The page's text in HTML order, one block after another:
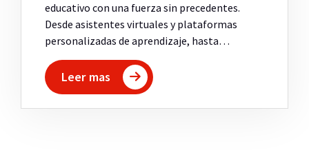
educativo con una fuerza sin precedentes.
Desde asistentes virtuales y plataformas
personalizadas de aprendizaje, hasta…
Leer mas